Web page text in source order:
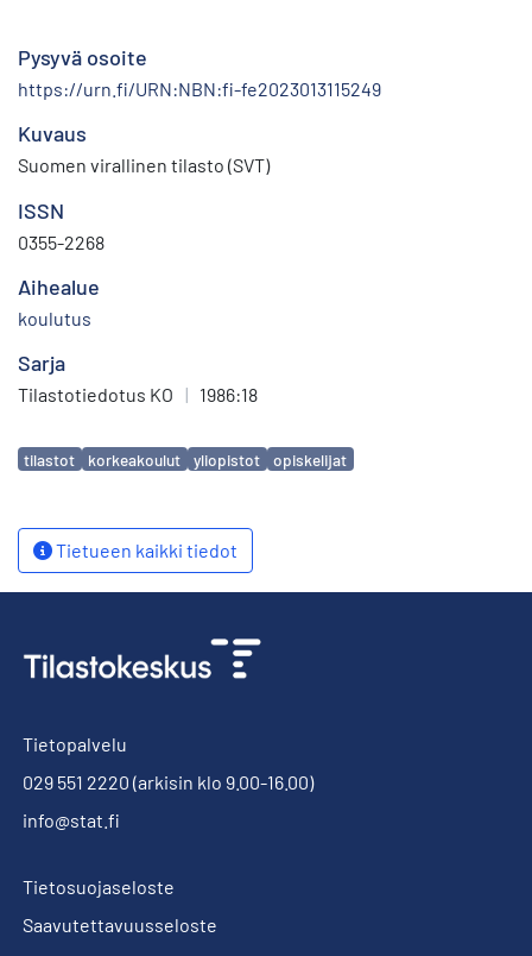
Pysyvä osoite
https://urn.fi/URN:NBN:fi-fe2023013115249
Kuvaus
Suomen virallinen tilasto (SVT)
ISSN
0355-2268
Aihealue
koulutus
Sarja
Tilastotiedotus KO | 1986:18
Avainsanat
tilastot korkeakoulut yliopistot opiskelijat
Tietueen kaikki tiedot
Tietopalvelu
029 551 2220 (arkisin klo 9.00-16.00)
info@stat.fi
Tietosuojaseloste
Saavutettavuusseloste